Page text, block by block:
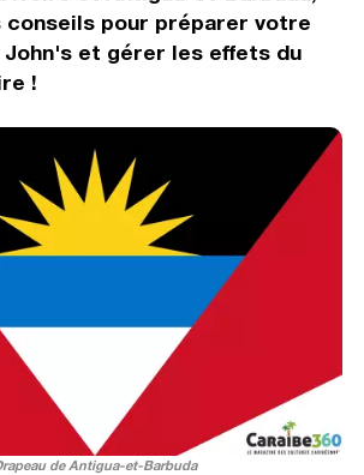
conseils pour préparer votre
John's et gérer les effets du
!
de Antigua-et-Barbuda